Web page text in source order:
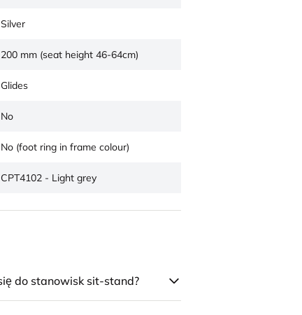
Silver
200 mm (seat height 46-64cm)
Glides
No
No (foot ring in frame colour)
CPT4102 - Light grey
do stanowisk sit-stand?